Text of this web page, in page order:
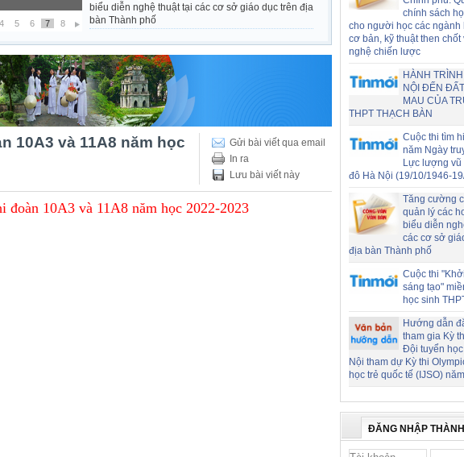
4 5 6 7 8
biểu diễn nghệ thuật tại các cơ sở giáo dục trên địa
bàn Thành phố
Gửi bài viết qua email
In ra
Lưu bài viết này
10A3 và 11A8 năm học
10A3 và 11A8 năm học 2022-2023
chính sách
cho người học các ngành
cơ bản, kỹ thuật then chốt
nghệ chiến lược
HÀNH
NỘI ĐẾN
MAU CỦA
THPT THẠCH BÀN
Cuộc thi tìm
năm Ngày
Lực lượng vũ
đô Hà Nội (19/10/1946-
Tăng cường
quản lý các
biểu diễn
các cơ sở
địa bàn Thành phố
Cuộc thi
sáng tạo"
học sinh
Hướng dẫn
tham gia Kỳ
Đội tuyển
Nội tham dự Kỳ thi
học trẻ quốc tế (IJSO)
ĐĂNG NHẬP